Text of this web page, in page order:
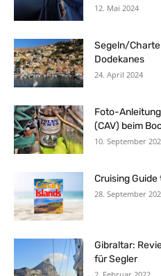
12. Mai 2024
Segeln/
Dodekanes
24. April 2024
Foto-
(CAV) beim
10. September
Cruising
28. September
Gibraltar:
für Segler